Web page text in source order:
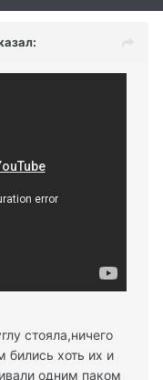
стояла,ничего
бились хоть их и
одним паком